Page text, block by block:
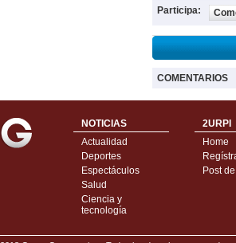
Participa:
COMENTARIOS
NOTICIAS
Actualidad
Deportes
Espectáculos
Salud
Ciencia y
tecnología
2URPI
Home
Post